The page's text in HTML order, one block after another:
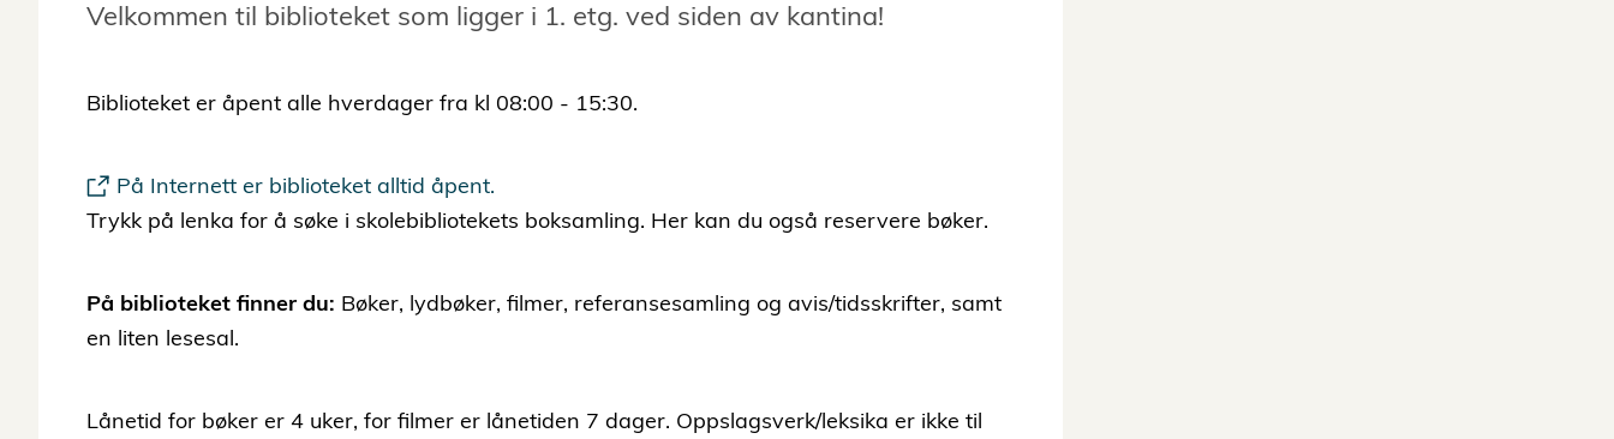
Velkommen til biblioteket som ligger i 1. etg. ved siden av kantina!
Biblioteket er åpent alle hverdager fra kl 08:00 - 15:30.
På Internett er biblioteket alltid åpent.
Trykk på lenka for å søke i skolebibliotekets boksamling. Her kan du også reservere bøker.
På biblioteket finner du: Bøker, lydbøker, filmer, referansesamling og avis/tidsskrifter, samt
en liten lesesal.
Lånetid for bøker er 4 uker, for filmer er lånetiden 7 dager. Oppslagsverk/leksika er ikke til